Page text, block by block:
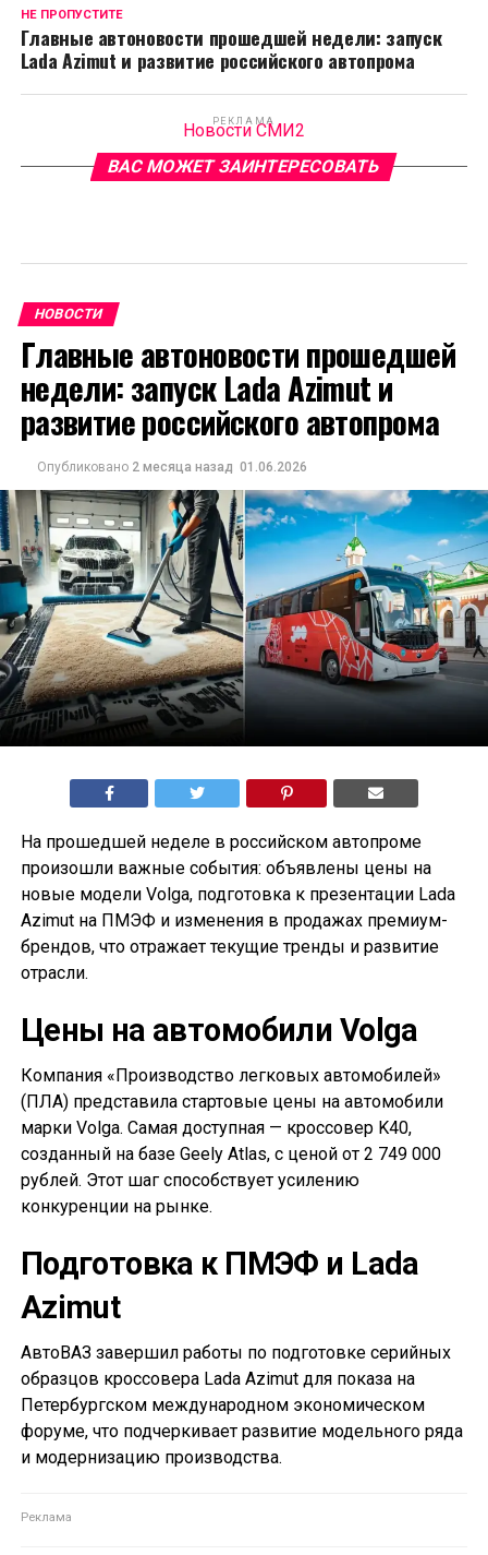
НЕ ПРОПУСТИТЕ
Главные автоновости прошедшей недели: запуск
Lada Azimut и развитие российского автопрома
РЕКЛАМА
Новости СМИ2
ВАС МОЖЕТ ЗАИНТЕРЕСОВАТЬ
НОВОСТИ
Главные автоновости прошедшей
недели: запуск Lada Azimut и
развитие российского автопрома
Опубликовано 2 месяца назад 01.06.2026
На прошедшей неделе в российском автопроме
произошли важные события: объявлены цены на
новые модели Volga, подготовка к презентации Lada
Azimut на ПМЭФ и изменения в продажах премиум-
брендов, что отражает текущие тренды и развитие
отрасли.
Цены на автомобили Volga
Компания «Производство легковых автомобилей»
(ПЛА) представила стартовые цены на автомобили
марки Volga. Самая доступная — кроссовер K40,
созданный на базе Geely Atlas, с ценой от 2 749 000
рублей. Этот шаг способствует усилению
конкуренции на рынке.
Подготовка к ПМЭФ и Lada
Azimut
АвтоВАЗ завершил работы по подготовке серийных
образцов кроссовера Lada Azimut для показа на
Петербургском международном экономическом
форуме, что подчеркивает развитие модельного ряда
и модернизацию производства.